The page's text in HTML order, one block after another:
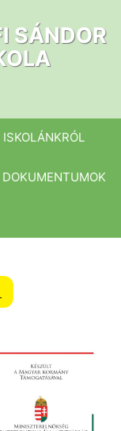
SÁNDOR
ISKOLÁNKRÓL
DOKUMENTUMOK